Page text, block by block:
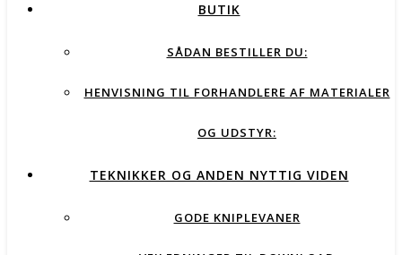
BUTIK
SÅDAN BESTILLER DU:
HENVISNING TIL FORHANDLERE AF MATERIALER
OG UDSTYR:
TEKNIKKER OG ANDEN NYTTIG VIDEN
GODE KNIPLEVANER